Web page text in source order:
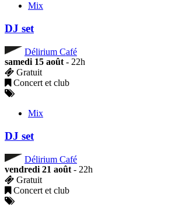
Mix
DJ set
Délirium Café
samedi 15 août- 22h
Gratuit
Concert et club
Mix
DJ set
Délirium Café
vendredi 21 août- 22h
Gratuit
Concert et club